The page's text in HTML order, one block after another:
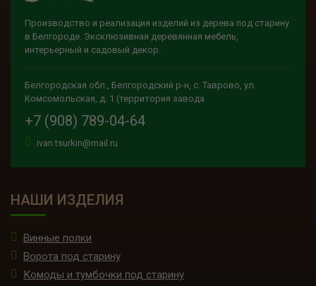
Производство и реализация изделий из дерева под старину
в Белгороде. Эксклюзивная деревянная мебель,
интерьерный и садовый декор.
Белгородская обл., Белгородский р-н, с. Таврово, ул.
Комсомольская, д. 1 (территория завода
+7 (908) 789-04-64
ivan.tsurkin@mail.ru
НАШИ ИЗДЕЛИЯ
Винные полки
Ворота под старину
Комоды и тумбочки под старину